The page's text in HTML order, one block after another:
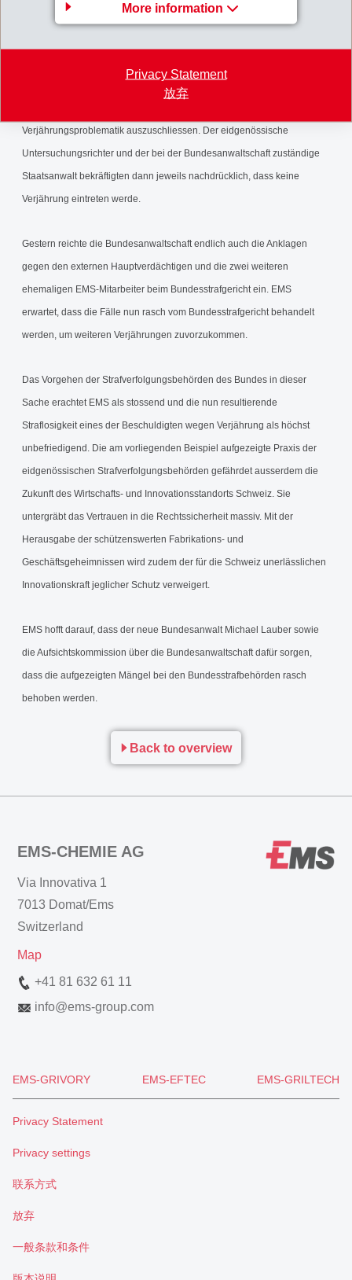
More information
Privacy Statement
放弃
drängte EMS wiederholt (in der Summe 17 mal) erfolglos auf
Verjährungsproblematik auszuschliessen. Der eidgenössische
Untersuchungsrichter und der bei der Bundesanwaltschaft zuständige
Staatsanwalt bekräftigten dann jeweils nachdrücklich, dass keine
Verjährung eintreten werde.
Gestern reichte die Bundesanwaltschaft endlich auch die Anklagen
gegen den externen Hauptverdächtigen und die zwei weiteren
ehemaligen EMS-Mitarbeiter beim Bundesstrafgericht ein. EMS
erwartet, dass die Fälle nun rasch vom Bundesstrafgericht behandelt
werden, um weiteren Verjährungen zuvorzukommen.
Das Vorgehen der Strafverfolgungsbehörden des Bundes in dieser
Sache erachtet EMS als stossend und die nun resultierende
Straflosigkeit eines der Beschuldigten wegen Verjährung als höchst
unbefriedigend. Die am vorliegenden Beispiel aufgezeigte Praxis der
eidgenössischen Strafverfolgungsbehörden gefährdet ausserdem die
Zukunft des Wirtschafts- und Innovationsstandorts Schweiz. Sie
untergräbt das Vertrauen in die Rechtssicherheit massiv. Mit der
Herausgabe der schützenswerten Fabrikations- und
Geschäftsgeheimnissen wird zudem der für die Schweiz unerlässlichen
Innovationskraft jeglicher Schutz verweigert.
EMS hofft darauf, dass der neue Bundesanwalt Michael Lauber sowie
die Aufsichtskommission über die Bundesanwaltschaft dafür sorgen,
dass die aufgezeigten Mängel bei den Bundesstrafbehörden rasch
behoben werden.
Back to overview
EMS-CHEMIE AG
Via Innovativa 1
7013 Domat/Ems
Switzerland
Map
+41 81 632 61 11
info@ems-group.com
EMS-GRIVORY EMS-EFTEC EMS-GRILTECH
Privacy Statement
Privacy settings
联系方式
放弃
一般条款和条件